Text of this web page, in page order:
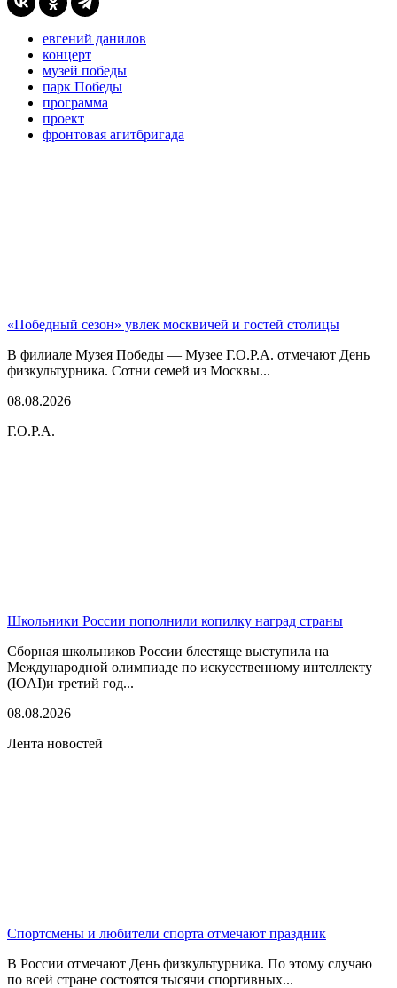
евгений данилов
концерт
музей победы
парк Победы
программа
проект
фронтовая агитбригада
«Победный сезон» увлек москвичей и гостей столицы
В филиале Музея Победы — Музее Г.О.Р.А. отмечают День
физкультурника. Сотни семей из Москвы...
08.08.2026
Г.О.Р.А.
Школьники России пополнили копилку наград страны
Сборная школьников России блестяще выступила на
Международной олимпиаде по искусственному интеллекту
(IOAI)и третий год...
08.08.2026
Лента новостей
Спортсмены и любители спорта отмечают праздник
В России отмечают День физкультурника. По этому случаю
по всей стране состоятся тысячи спортивных...